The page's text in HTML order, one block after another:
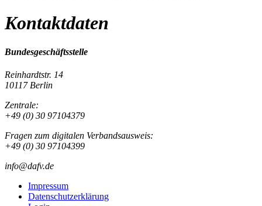
Kontaktdaten
Bundesgeschäftsstelle
Reinhardtstr. 14
10117 Berlin
Zentrale:
+49 (0) 30 97104379
Fragen zum digitalen Verbandsausweis:
+49 (0) 30 97104399
info@dafv.de
Impressum
Datenschutzerklärung